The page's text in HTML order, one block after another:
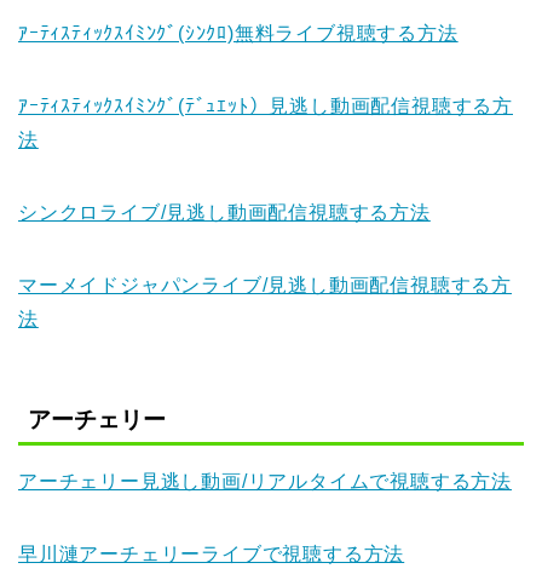
ｱｰﾃｨｽﾃｨｯｸｽｲﾐﾝｸﾞ(ｼﾝｸﾛ)無料ライブ視聴する方法
ｱｰﾃｨｽﾃｨｯｸｽｲﾐﾝｸﾞ(ﾃﾞｭｴｯﾄ）見逃し動画配信視聴する方
法
シンクロライブ/見逃し動画配信視聴する方法
マーメイドジャパンライブ/見逃し動画配信視聴する方
法
アーチェリー
アーチェリー見逃し動画/リアルタイムで視聴する方法
早川漣アーチェリーライブで視聴する方法